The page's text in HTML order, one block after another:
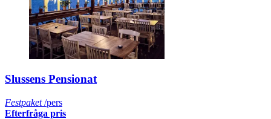
Slussens Pensionat
Festpaket/pers
Efterfråga pris